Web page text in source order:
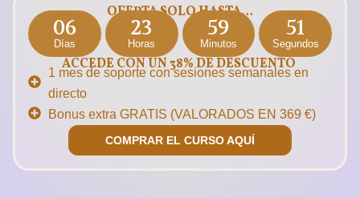
OFERTA SOLO HASTA…
06
Días
23
Horas
59
Minutos
49
Segundos
ACCEDE CON UN 38% DE DESCUENTO
1 mes de soporte con sesiones semanales en
directo
Bonus extra GRATIS (VALORADOS EN 369 €)
COMPRAR EL CURSO AQUÍ